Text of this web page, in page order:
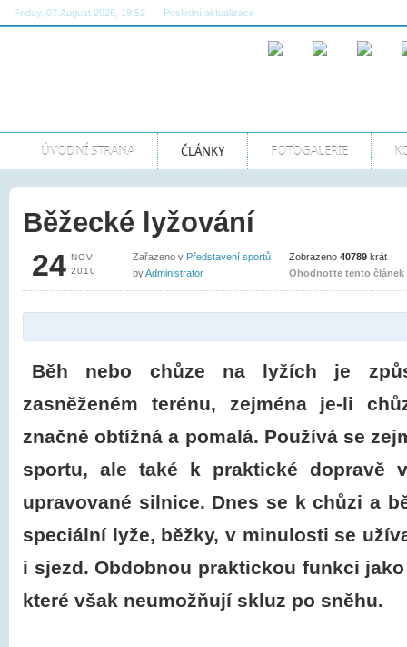
Friday, 07.August 2026, 19:52 Poslední aktualizace
ÚVODNÍ STRANA ČLÁNKY FOTOGALERIE
Běžecké lyžování
24 NOV
2010
Zařazeno v Představení sportů
byAdministrator
Zobrazeno 40789 krát
Ohodnoťte tento článek
Běh nebo chůze na lyžích je
zasněženém terénu, zejména je-li
značně obtížná a pomalá. Používá se
sportu, ale také k praktické dopravě
upravované silnice. Dnes se k chůzi a
speciální lyže, běžky, v minulosti se
i sjezd. Obdobnou praktickou funkci
které však neumožňují skluz po sněhu.